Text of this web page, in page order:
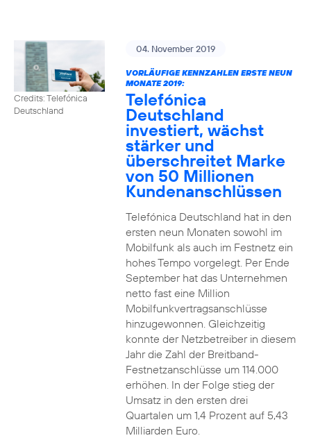
Credits: Telefónica
Deutschland
04. November 2019
VORLÄUFIGE KENNZAHLEN ERSTE NEUN
MONATE 2019:
Telefónica
Deutschland
investiert, wächst
stärker und
überschreitet Marke
von 50 Millionen
Kundenanschlüssen
Telefónica Deutschland hat in den
ersten neun Monaten sowohl im
Mobilfunk als auch im Festnetz ein
hohes Tempo vorgelegt. Per Ende
September hat das Unternehmen
netto fast eine Million
Mobilfunkvertragsanschlüsse
hinzugewonnen. Gleichzeitig
konnte der Netzbetreiber in diesem
Jahr die Zahl der Breitband-
Festnetzanschlüsse um 114.000
erhöhen. In der Folge stieg der
Umsatz in den ersten drei
Quartalen um 1,4 Prozent auf 5,43
Milliarden Euro.